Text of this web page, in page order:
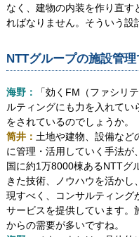
なく、建物の内装を作り直す
ればなりません。そういう設
NTTグループの施設管
海野：
「効くFM（ファシリ
ルティングにも力を入れて
をされているのでしょうか。
筒井： 土地や建物、設備など
に管理・活用していく手法
国に約1万8000棟あるNTTグ
きた技術、ノウハウを活か
現すべく、コンサルティング
サービスを提供しています。
からの需要が多いですね。